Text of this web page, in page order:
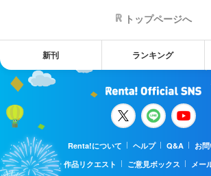
トップページへ
新刊 ランキング
Renta!について ヘルプ Q&A
お
作品リクエスト
ご意見ボックス
メー